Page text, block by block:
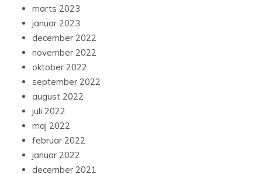
marts 2023
januar 2023
december 2022
november 2022
oktober 2022
september 2022
august 2022
juli 2022
maj 2022
februar 2022
januar 2022
december 2021